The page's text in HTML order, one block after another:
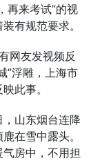
再来考试”的视
有规范要求。
网友发视频反
”浮雕，上海市
此事。
山东烟台连降
在雪中露头。
房中，不用担